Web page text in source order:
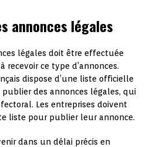
annonces légales
légales doit être effectuée
ce type d’annonces.
dispose d’une liste officielle
des annonces légales, qui
Les entreprises doivent
liste pour publier leur annonce.
dans un délai précis en